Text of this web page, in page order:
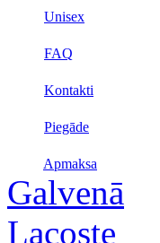
Unisex
FAQ
Kontakti
Piegāde
Apmaksa
Galvenā
Lacoste